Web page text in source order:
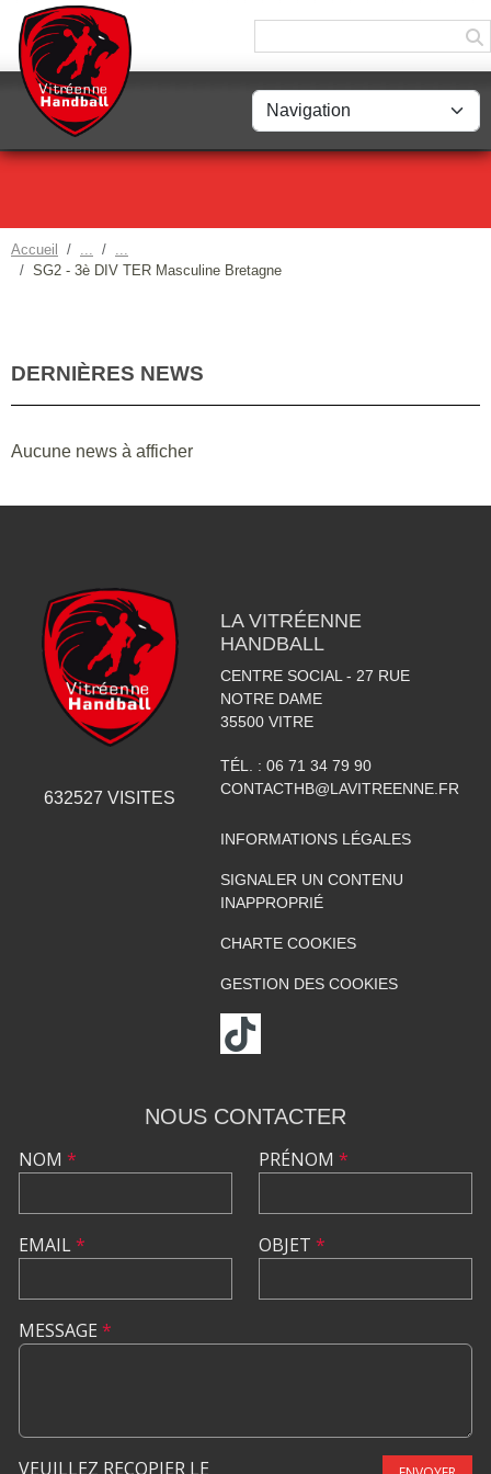
Accueil
SG2 - 3è DIV TER Masculine Bretagne
DERNIÈRES NEWS
Aucune news à afficher
632527 VISITES
LA VITRÉENNE
HANDBALL
CENTRE SOCIAL - 27 RUE
NOTRE DAME
35500 VITRE
TÉL. : 06 71 34 79 90
CONTACTHB@LAVITREENNE.FR
INFORMATIONS LÉGALES
SIGNALER UN CONTENU
INAPPROPRIÉ
CHARTE COOKIES
GESTION DES COOKIES
NOUS CONTACTER
NOM *
EMAIL*
PRÉNOM *
OBJET *
MESSAGE *
VEUILLEZ RECOPIER LE
Panneau de gestion des cookies